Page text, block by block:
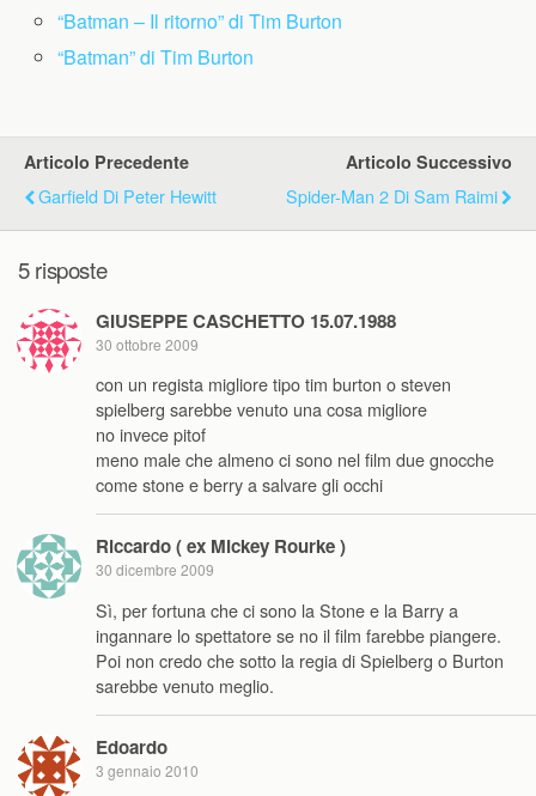
“Batman – Il ritorno” di Tim Burton
“Batman” di Tim Burton
Articolo Precedente
Garfield Di Peter Hewitt
Articolo Successivo
Spider-Man 2 Di Sam Raimi
5 risposte
GIUSEPPE CASCHETTO 15.07.1988
30 ottobre 2009
con un regista migliore tipo tim burton o steven
spielberg sarebbe venuto una cosa migliore
no invece pitof
meno male che almeno ci sono nel film due gnocche
come stone e berry a salvare gli occhi
Riccardo ( ex Mickey Rourke )
30 dicembre 2009
Sì, per fortuna che ci sono la Stone e la Barry a
ingannare lo spettatore se no il film farebbe piangere.
Poi non credo che sotto la regia di Spielberg o Burton
sarebbe venuto meglio.
Edoardo
3 gennaio 2010